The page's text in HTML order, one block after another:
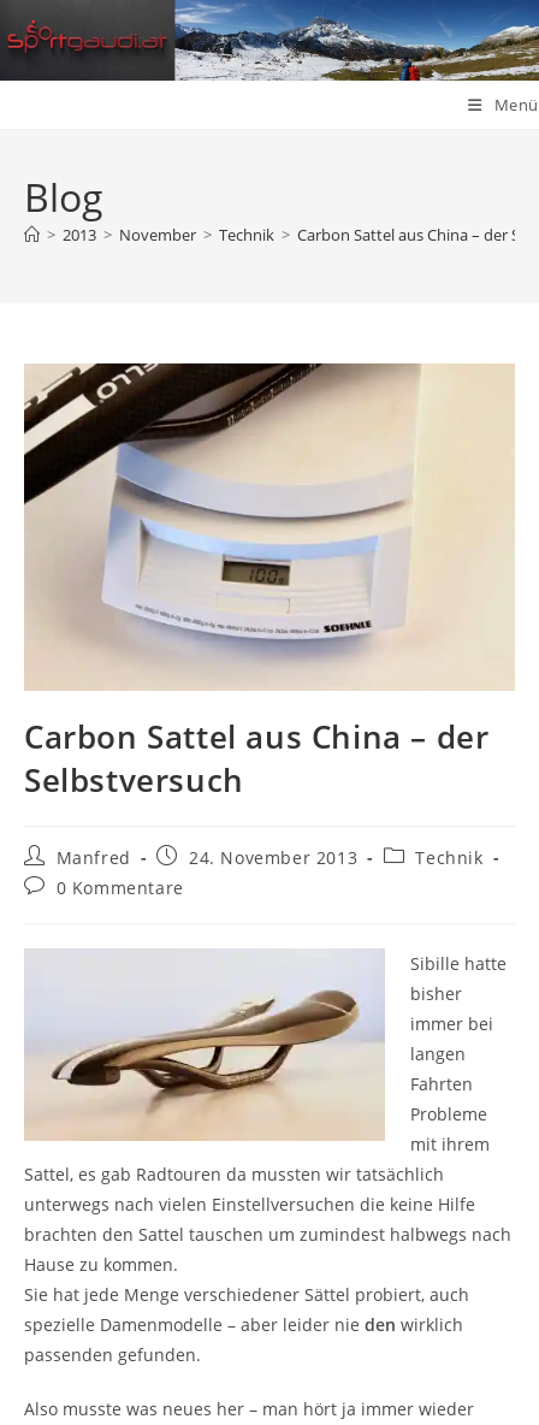
Zum
Inhalt
Menü
Blog
> 2013 > November > Technik > Carbon Sattel aus China – der
Carbon Sattel aus China – der
Selbstversuch
Beitrags-
Autor:
Manfred
Beitrag24. November 2013
Beitrags-
Technik
Beitrags-
0 Kommentare
Sibille hatte
bisher
immer bei
langen
Fahrten
Probleme
mit ihrem
Sattel, es gab Radtouren da mussten wir tatsächlich
unterwegs nach vielen Einstellversuchen die keine Hilfe
brachten den Sattel tauschen um zumindest halbwegs nach
Hause zu kommen.
Sie hat jede Menge verschiedener Sättel probiert, auch
spezielle Damenmodelle – aber leider nie den wirklich
passenden gefunden.
Also musste was neues her – man hört ja immer wieder